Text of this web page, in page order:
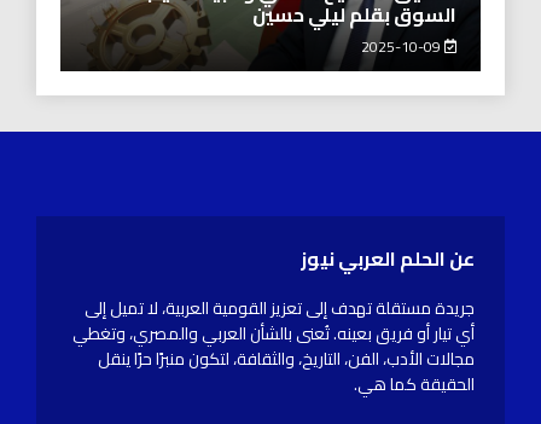
السوق بقلم ليلي حسين
عن الحلم العربي نيوز
جريدة مستقلة تهدف إلى تعزيز القومية العربية، لا تميل إلى
أي تيار أو فريق بعينه. تُعنى بالشأن العربي والمصري، وتغطي
مجالات الأدب، الفن، التاريخ، والثقافة، لتكون منبرًا حرًا ينقل
الحقيقة كما هي.